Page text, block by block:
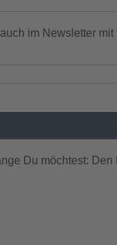
im Newsletter
Du möchtest: